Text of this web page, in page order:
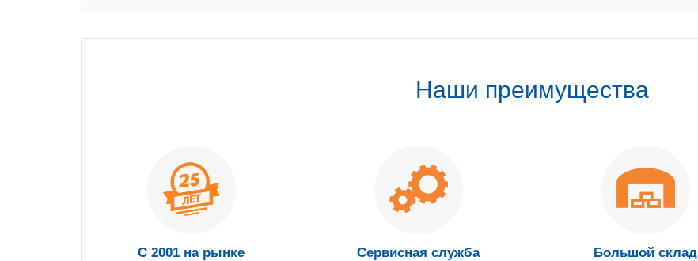
Наши преимущества
С 2001 на рынке Сервисная служба Большой склад